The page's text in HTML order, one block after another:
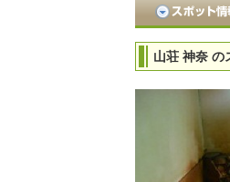
山荘 神奈 の